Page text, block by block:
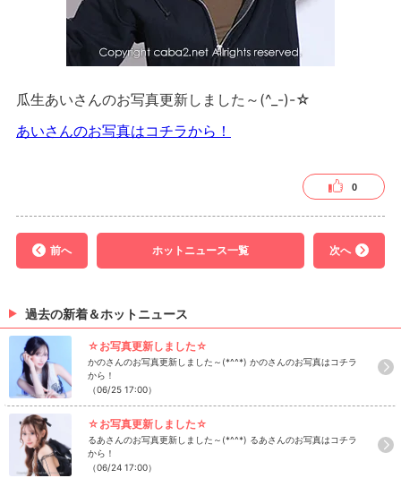
瓜生あいさんのお写真更新しました～(^_-)-☆
あいさんのお写真はコチラから！
0
前へ ホットニュース一覧 次へ
過去の新着＆ホットニュース
☆お写真更新しました☆
かのさんのお写真更新しました～(*^^*) かのさんのお写真はコチラ
から！
（06/25 17:00）
☆お写真更新しました☆
るあさんのお写真更新しました～(*^^*) るあさんのお写真はコチラ
から！
（06/24 17:00）